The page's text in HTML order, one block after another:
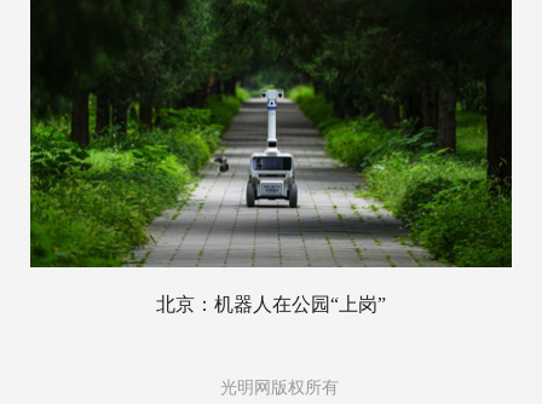
北京：机器人在公园“上岗”
光明网版权所有